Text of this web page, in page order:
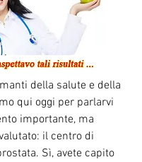
della salute e della
qui oggi per parlarvi
importante, ma
il centro di
Sì, avete capito